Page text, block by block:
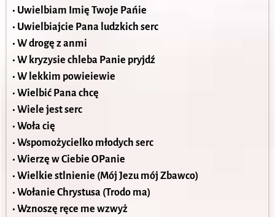
• Uwielbiam Imię Twoje Pańie
• Uwielbiajcie Pana ludzkich serc
• W drogę z anmi
• W kryzysie chleba Panie pryjdź
• W lekkim powieiewie
• Wielbić Pana chcę
• Wiele jest serc
• Woła cię
• Wspomożycielko młodych serc
• Wierzę w Ciebie OPanie
• Wielkie stlnienie (Mój Jezu mój Zbawco)
• Wołanie Chrystusa (Trodo ma)
• Wznoszę ręce me wzwyż